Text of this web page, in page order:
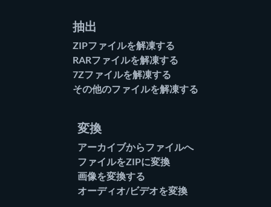
抽出
ZIPファイルを解凍する
RARファイルを解凍する
7Zファイルを解凍する
その他のファイルを解凍する
変換
アーカイブからファイルへ
ファイルをZIPに変換
画像を変換する
オーディオ/ビデオを変換